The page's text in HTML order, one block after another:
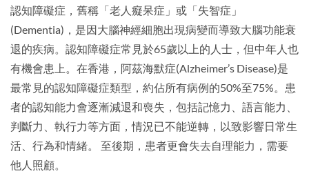
認知障礙症，舊稱「老人癡呆症」或「失智症」
(Dementia)，是因大腦神經細胞出現病變而導致大腦功能衰
退的疾病。認知障礙症常見於65歲以上的人士，但中年人也
有機會患上。在香港，阿茲海默症(Alzheimer’s Disease)是
最常見的認知障礙症類型，約佔所有病例的50%至75%。患
者的認知能力會逐漸減退和喪失，包括記憶力、語言能力、
判斷力、執行力等方面，情況已不能逆轉，以致影響日常生
活、行為和情緒。 至後期，患者更會失去自理能力，需要
他人照顧。